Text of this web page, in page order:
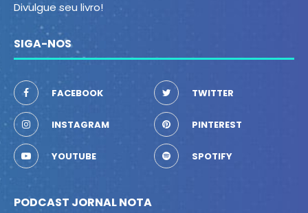
Divulgue seu livro!
SIGA-NOS
FACEBOOK TWITTER
INSTAGRAM PINTEREST
YOUTUBE SPOTIFY
PODCAST JORNAL NOTA